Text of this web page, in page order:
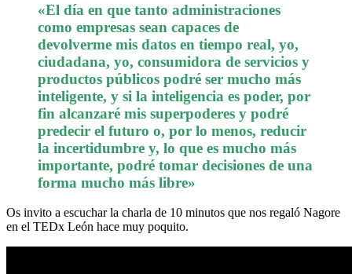
«El día en que tanto administraciones
como empresas sean capaces de
devolverme mis datos en tiempo real, yo,
ciudadana, yo, consumidora de servicios y
productos públicos podré ser mucho más
inteligente, y si la inteligencia es poder, por
fin alcanzaré mis superpoderes y podré
predecir el futuro o, por lo menos, reducir
la incertidumbre y, lo que es mucho más
importante, podré tomar decisiones de una
forma mucho más libre»
Os invito a escuchar la charla de 10 minutos que nos regaló Nagore
en el TEDx León hace muy poquito.